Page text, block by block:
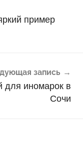
пример
запись
для иномарок в
Сочи